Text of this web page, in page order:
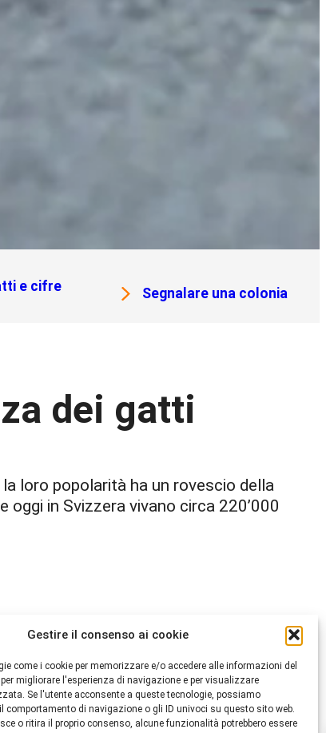
Gestire il consenso ai cookie
come i cookie per memorizzare e/o accedere alle informazioni del
migliorare l'esperienza di navigazione e per visualizzare
Se l'utente acconsente a queste tecnologie, possiamo
comportamento di navigazione o gli ID univoci su questo sito web.
o ritira il proprio consenso, alcune funzionalità potrebbero essere
e cifre Segnalare una colonia
dei gatti
loro popolarità ha un rovescio della
in Svizzera vivano circa 220’000
si moltiplicano in modo incontrollato